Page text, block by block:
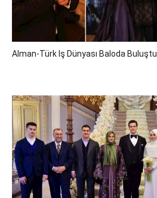
Alman-Türk Iş Dünyası Baloda Buluştu